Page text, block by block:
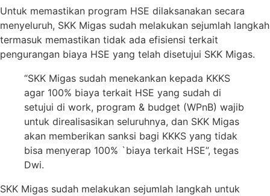
Untuk memastikan program HSE dilaksanakan secara
menyeluruh, SKK Migas sudah melakukan sejumlah langkah
termasuk memastikan tidak ada efisiensi terkait
pengurangan biaya HSE yang telah disetujui SKK Migas.
“SKK Migas sudah menekankan kepada KKKS
agar 100% biaya terkait HSE yang sudah di
setujui di work, program & budget (WPnB) wajib
untuk direalisasikan seluruhnya, dan SKK Migas
akan memberikan sanksi bagi KKKS yang tidak
bisa menyerap 100% `biaya terkait HSE”, tegas
Dwi.
SKK Migas sudah melakukan sejumlah langkah untuk